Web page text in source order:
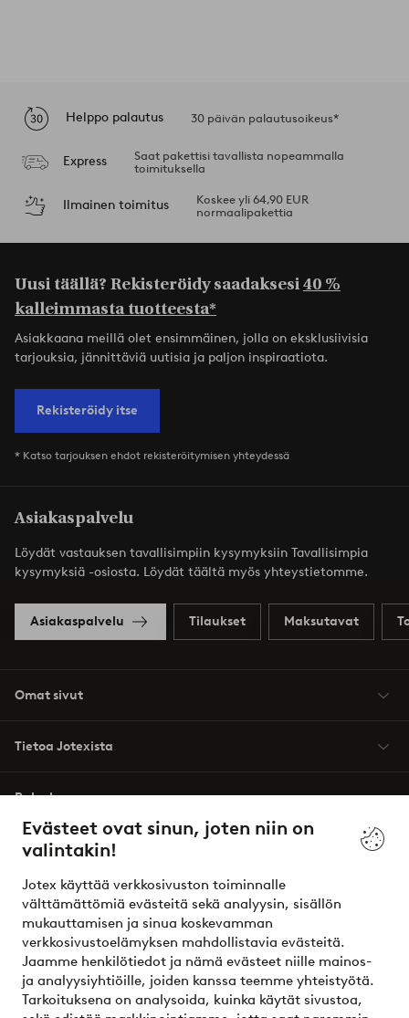
Evästeet ovat sinun, joten niin on
valintakin!
Jotex käyttää verkkosivuston toiminnalle
välttämättömiä evästeitä sekä analyysin, sisällön
mukauttamisen ja sinua koskevamman
verkkosivustoelämyksen mahdollistavia evästeitä.
Jaamme henkilötiedot ja nämä evästeet niille mainos-
ja analyysiyhtiöille, joiden kanssa teemme yhteistyötä.
Tarkoituksena on analysoida, kuinka käytät sivustoa,
Helppo palautus 30 päivän palautusoikeus*
Express
Saat pakettisi tavallista nopeammalla
toimituksella
Ilmainen toimitus
Koskee yli 64,90 EUR
normaalipakettia
Uusi täällä? Rekisteröidy saadaksesi40 %
kalleimmasta tuotteesta*
Asiakkaana meillä olet ensimmäinen, jolla on eksklusiivisia
tarjouksia, jännittäviä uutisia ja paljon inspiraatiota.
Rekisteröidy itse
* Katso tarjouksen ehdot rekisteröitymisen yhteydessä
Asiakaspalvelu
Löydät vastauksen tavallisimpiin kysymyksiin Tavallisimpia
kysymyksiä -osiosta. Löydät täältä myös yhteystietomme.
Asiakaspalvelu Tilaukset Maksutavat
Omat sivut
Tietoa Jotexista
Palvelumme
Ehdot
Ystävät
Turvalliset maksut – maksa nyt tai erissä
Haluatko tietää lisää maksuvaihtoehdoistamme?